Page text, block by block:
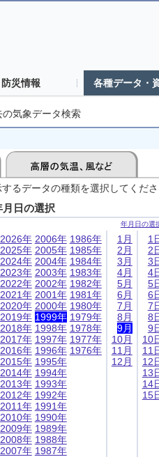
防災情報 各種データ・
の気象データ検索
るデータの種類を選択してくだ
月日の選択
年月日の選
2026年
2025年
2024年
2023年
2022年
2021年
2020年
2019年
2018年
2017年
2016年
2015年
2014年
2013年
2012年
2011年
2010年
2009年
2008年
2007年
2006年
2005年
2004年
2003年
2002年
2001年
2000年
1999年
1998年
1997年
1996年
1995年
1994年
1993年
1992年
1991年
1990年
1989年
1988年
1987年
1986年
1985年
1984年
1983年
1982年
1981年
1980年
1979年
1978年
1977年
1976年
1月
2月
3月
4月
5月
6月
7月
8月
9月
10月
11月
12月
1
2
3
4
5
6
7
8
9
10
11
12
13
14
15